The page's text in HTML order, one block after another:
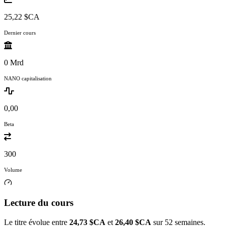
25,22 $CA
Dernier cours
0 Mrd
NANO capitalisation
0,00
Beta
300
Volume
Lecture du cours
Le titre évolue entre 24,73 $CA et 26,40 $CA sur 52 semaines.